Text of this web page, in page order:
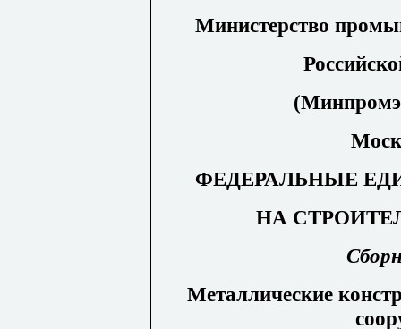
Министерство
Росси
ФЕДЕРАЛЬНЫЕ
НА
Металлические